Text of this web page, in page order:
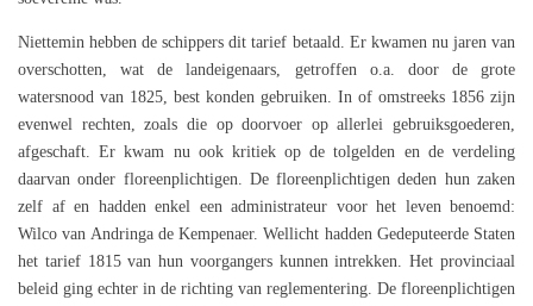
Niettemin hebben de schippers dit tarief betaald. Er kwamen nu jaren van
overschotten, wat de landeigenaars, getroffen o.a. door de grote
watersnood van 1825, best konden gebruiken. In of omstreeks 1856 zijn
evenwel rechten, zoals die op doorvoer op allerlei gebruiksgoederen,
afgeschaft. Er kwam nu ook kritiek op de tolgelden en de verdeling
daarvan onder floreenplichtigen. De floreenplichtigen deden hun zaken
zelf af en hadden enkel een administrateur voor het leven benoemd:
Wilco van Andringa de Kempenaer. Wellicht hadden Gedeputeerde Staten
het tarief 1815 van hun voorgangers kunnen intrekken. Het provinciaal
beleid ging echter in de richting van reglementering. De floreenplichtigen